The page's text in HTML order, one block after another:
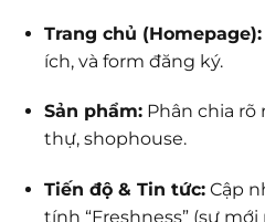
Trang chủ (Homepage):
ích, và form đăng ký.
Sản phẩm: Phân chia rõ
thự, shophouse.
Tiến độ & Tin tức: Cập
tính “Freshness” (sự